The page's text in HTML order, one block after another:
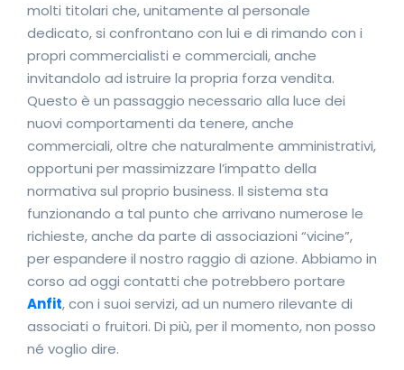
molti titolari che, unitamente al personale
dedicato, si confrontano con lui e di rimando con i
propri commercialisti e commerciali, anche
invitandolo ad istruire la propria forza vendita.
Questo è un passaggio necessario alla luce dei
nuovi comportamenti da tenere, anche
commerciali, oltre che naturalmente amministrativi,
opportuni per massimizzare l’impatto della
normativa sul proprio business. Il sistema sta
funzionando a tal punto che arrivano numerose le
richieste, anche da parte di associazioni “vicine”,
per espandere il nostro raggio di azione. Abbiamo in
corso ad oggi contatti che potrebbero portare
Anfit, con i suoi servizi, ad un numero rilevante di
associati o fruitori. Di più, per il momento, non posso
né voglio dire.